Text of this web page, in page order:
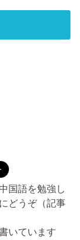
国語を勉強し
どうぞ（記事
いています